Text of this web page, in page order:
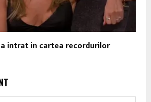
intrat in cartea recordurilor